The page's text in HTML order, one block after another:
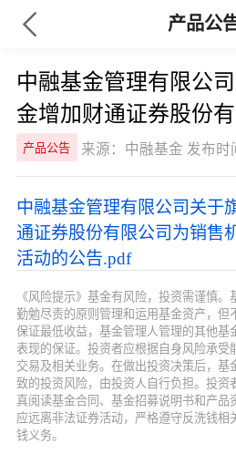
产品公
中融基金管理有限公
金增加财通证券股份
构并开展费率优惠活
产品公告 来源：中融基金 发布时
中融基金管理有限公司关于
通证券股份有限公司为销售
活动的公告.pdf
《风险提示》基金有风险，投资需谨慎。
勤勉尽责的原则管理和运用基金资产，但
保证最低收益，基金管理人管理的其他基
表现的保证。投资者应根据自身风险承受
交易及相关业务。在做出投资决策后，基
致的投资风险，由投资人自行负担。投资
真阅读基金合同、基金招募说明书和产品
应远离非法证券活动，严格遵守反洗钱相
钱义务。